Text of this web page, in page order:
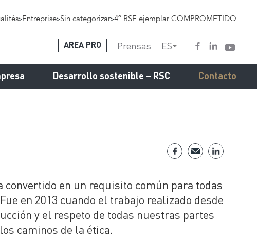
>Entreprise>Sin categorizar>4º RSE ejemplar COMPROMETIDO
AREA PRO Prensas ES
Desarrollo sostenible – RSC Contacto
en un requisito común para todas
en 2013 cuando el trabajo realizado desde
y el respeto de todas nuestras partes
caminos de la ética.